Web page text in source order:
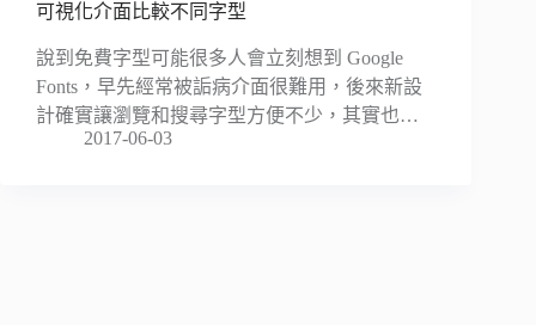
可視化介面比較不同字型
說到免費字型可能很多人會立刻想到 Google
Fonts，早先經常被詬病介面很難用，後來新設
計確實讓瀏覽和搜尋字型方便不少，其實也…
2017-06-03